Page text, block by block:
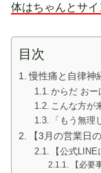
体はちゃんとサ
目次
慢性痛と自律神
からだ おー
こんな方が
「もう無理
【3月の営業日
【公式
【必要